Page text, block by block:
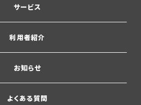
サービス
利用者紹介
お知らせ
よくある質問